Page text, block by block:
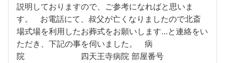
説明しておりますので、ご参考になればと思いま
す。 お電話にて、叔父が亡くなりましたので北斎
場式場を利用したお葬式をお願いします…と連絡をい
ただき、下記の事を伺いました。 病
院 四天王寺病院 部屋番号